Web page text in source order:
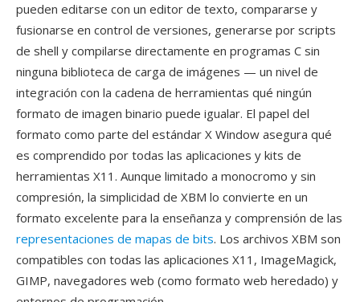
pueden editarse con un editor de texto, compararse y
fusionarse en control de versiones, generarse por scripts
de shell y compilarse directamente en programas C sin
ninguna biblioteca de carga de imágenes — un nivel de
integración con la cadena de herramientas qué ningún
formato de imagen binario puede igualar. El papel del
formato como parte del estándar X Window asegura qué
es comprendido por todas las aplicaciones y kits de
herramientas X11. Aunque limitado a monocromo y sin
compresión, la simplicidad de XBM lo convierte en un
formato excelente para la enseñanza y comprensión de las
representaciones de mapas de bits. Los archivos XBM son
compatibles con todas las aplicaciones X11, ImageMagick,
GIMP, navegadores web (como formato web heredado) y